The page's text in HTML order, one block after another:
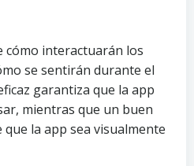
cómo interactuarán los
se sentirán durante el
garantiza que la app
mientras que un buen
la app sea visualmente